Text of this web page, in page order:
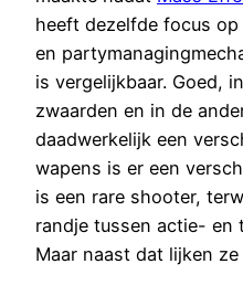
heeft dezelfde focus
en
is vergelijkbaar. Goed,
zwaarden en in de
daadwerkelijk een
wapens is er een
is een rare shooter,
randje tussen actie-
Maar naast dat lijken